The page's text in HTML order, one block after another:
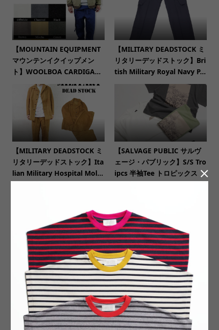
【MOUNTAIN EQUIPMENT
マウンテンイクイップメン
ト】WOOLBOA CARDIGA...
【MILITARY DEADSTOCK ミ
リタリーデッドストック】Bri
tish Military Royal Navy P...
【MILITARY DEADSTOCK ミ
リタリーデッドストック】Ita
lian Military Hospital Mol...
【SALVAGE PUBLIC サルヴ
ェージ・パブリック】S/S Tro
ipcs 半袖Tee トロピックス
【Milton Keynes ミルトンキ
ーンズ】Plain Toe Leather S
hoes w/rubber sole プレ...
【SPRAYWAY スプレーウェ
イ】Mellor Jacket メラージ
ャケット
